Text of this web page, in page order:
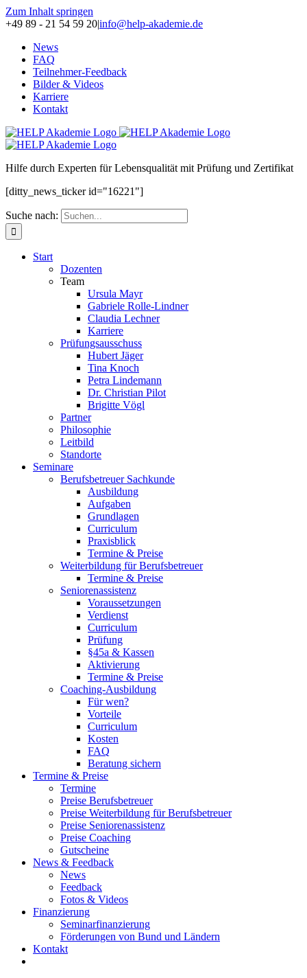
Zum Inhalt springen
+49 89 - 21 54 59 20|info@help-akademie.de
News
FAQ
Teilnehmer-Feedback
Bilder & Videos
Karriere
Kontakt
Hilfe durch Experten fürLebensqualität mit Prüfung und Zertifikat
[ditty_news_ticker id="16221"]
Suche nach:
Start
Dozenten
Team
Ursula Mayr
Gabriele Rolle-Lindner
Claudia Lechner
Karriere
Prüfungsausschuss
Hubert Jäger
Tina Knoch
Petra Lindemann
Dr. Christian Pilot
Brigitte Vögl
Partner
Philosophie
Leitbild
Standorte
Seminare
Berufsbetreuer Sachkunde
Ausbildung
Aufgaben
Grundlagen
Curriculum
Praxisblick
Termine & Preise
Weiterbildung für Berufsbetreuer
Termine & Preise
Seniorenassistenz
Voraussetzungen
Verdienst
Curriculum
Prüfung
§45a & Kassen
Aktivierung
Termine & Preise
Coaching-Ausbildung
Für wen?
Vorteile
Curriculum
Kosten
FAQ
Beratung sichern
Termine & Preise
Termine
Preise Berufsbetreuer
Preise Weiterbildung für Berufsbetreuer
Preise Seniorenassistenz
Preise Coaching
Gutscheine
News & Feedback
News
Feedback
Fotos & Videos
Finanzierung
Seminarfinanzierung
Förderungen von Bund und Ländern
Kontakt